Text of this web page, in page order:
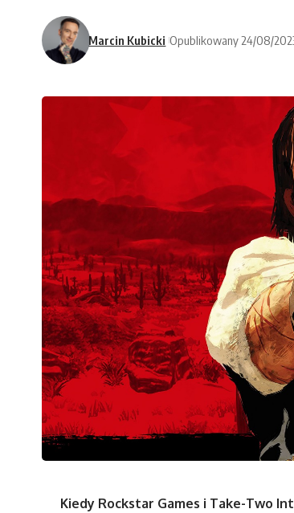
Marcin Kubicki Opublikowany 24/08/
Kiedy Rockstar Games i Take-Two